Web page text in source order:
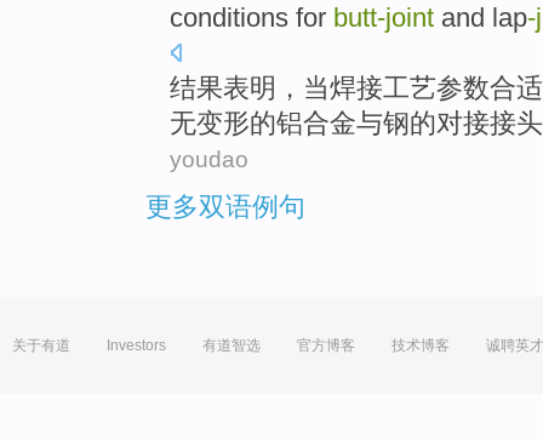
conditions for butt-joint and lap-
结果表明 ，当焊接工艺参数合适
无变形的铝合金与钢的对接接头
youdao
更多双语例句
关于有道 Investors 有道智选 官方博客 技术博客 诚聘英才